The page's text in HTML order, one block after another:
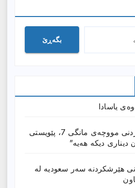
بگەڕێ
یاسادا
“عێراق بۆ تەواوکردنی مووچەی مانگى 7، پێویستی
هێرشكردنە سەر سعودیە لە